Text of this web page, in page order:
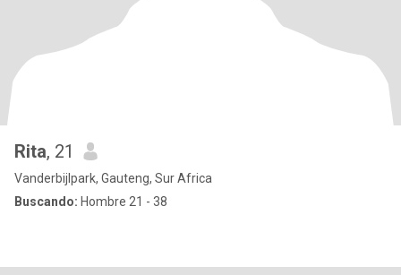
Rita, 21
Vanderbijlpark, Gauteng, Sur Africa
Buscando: Hombre 21 - 38